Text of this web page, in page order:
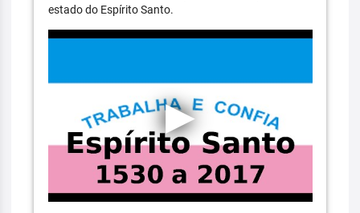
estado do Espírito Santo.